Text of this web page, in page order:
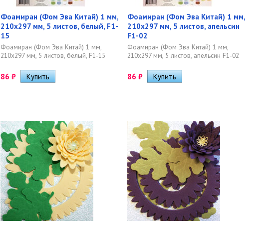
Фоамиран (Фом Эва Китай) 1 мм,
210х297 мм, 5 листов, белый, F1-
15
Фоамиран (Фом Эва Китай) 1 мм,
210х297 мм, 5 листов, белый, F1-15
86 ₽
Фоамиран (Фом Эва Китай) 1 мм,
210х297 мм, 5 листов, апельсин
F1-02
Фоамиран (Фом Эва Китай) 1 мм,
210х297 мм, 5 листов, апельсин F1-02
86 ₽